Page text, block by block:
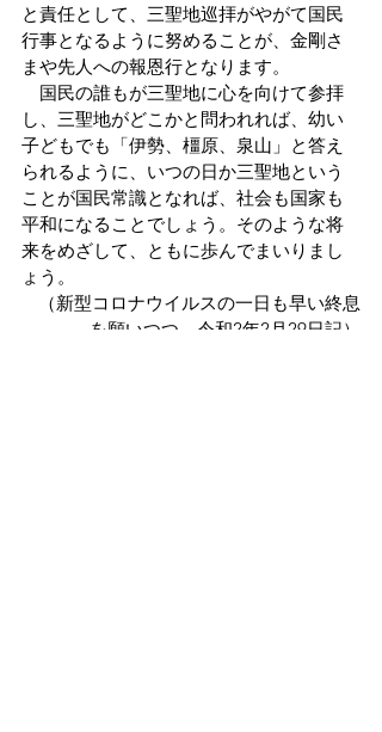
と責任として、三聖地巡拝がやがて国民
行事となるように努めることが、金剛さ
まや先人への報恩行となります。
国民の誰もが三聖地に心を向けて参拝
し、三聖地がどこかと問われれば、幼い
子どもでも「伊勢、橿原、泉山」と答え
られるように、いつの日か三聖地という
ことが国民常識となれば、社会も国家も
平和になることでしょう。そのような将
来をめざして、ともに歩んでまいりまし
ょう。
（新型コロナウイルスの一日も早い終息
を願いつつ、令和2年2月29日記）